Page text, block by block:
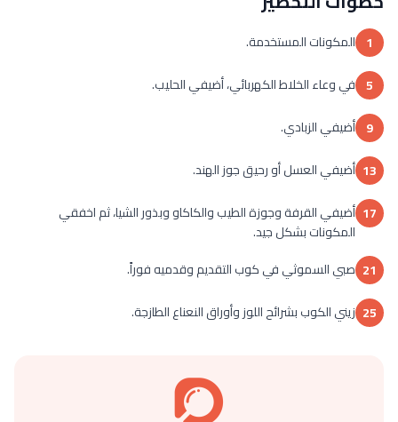
1 المكونات المستخدمة.
5 في وعاء الخلاط الكهربائي، أضيفي الحليب.
9 أضيفي الزبادي.
13 أضيفي العسل أو رحيق جوز الهند.
17 أضيفي القرفة وجوزة الطيب والكاكاو وبذور الشيا، ثم اخفقي
المكونات بشكل جيد.
21 صبي السموثي في كوب التقديم وقدميه فوراً.
25 زيني الكوب بشرائح اللوز وأوراق النعناع الطازجة.